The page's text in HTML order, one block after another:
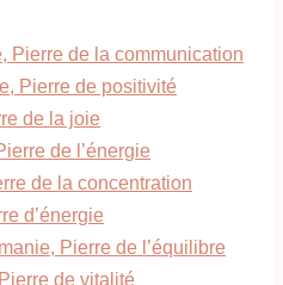
Pierre de la communication
Pierre de positivité
de la joie
de l’énergie
de la concentration
d’énergie
Pierre de l’équilibre
de vitalité